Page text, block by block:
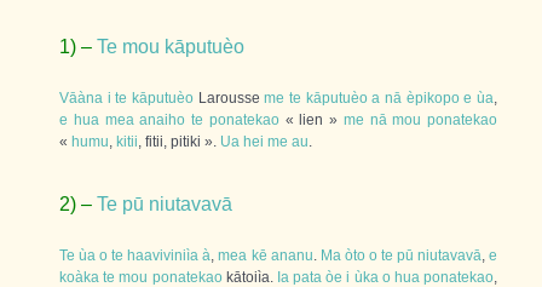
1) – Te mou kāputuèo
Vāàna i te kāputuèo Larousseme te kāputuèo a nā èpikopo e ùa,
e hua mea anaiho te ponatekao« lien » me nā mou ponatekao
« humu, kitii, fitii, pitiki ». Ua hei me au.
2) – Te pū niutavavā
Te ùa o te haaviviniìa à,mea kē ananu. Ma òto o te pū niutavavā,e
koàka te mou ponatekaokātoiìa. Ia pata òe i ùka o hua ponatekao,